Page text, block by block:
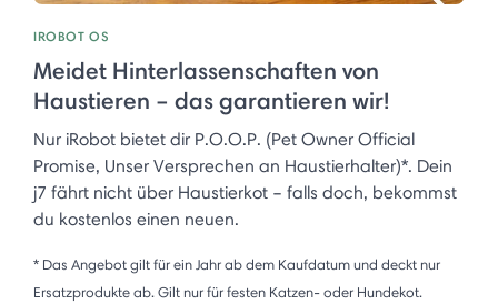
IROBOT OS
Meidet Hinterlassenschaften von
Haustieren – das garantieren wir!
Nur iRobot bietet dir P.O.O.P. (Pet Owner Official
Promise, Unser Versprechen an Haustierhalter)*. Dein
j7 fährt nicht über Haustierkot – falls doch, bekommst
du kostenlos einen neuen.
* Das Angebot gilt für ein Jahr ab dem Kaufdatum und deckt nur
Ersatzprodukte ab. Gilt nur für festen Katzen- oder Hundekot.